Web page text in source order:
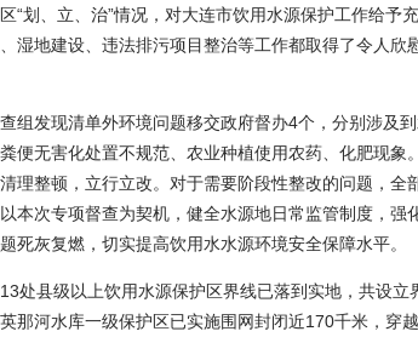
“划、立、治”情况，对大连市饮用水源保护工作给予
湿地建设、违法排污项目整治等工作都取得了令人
发现清单外环境问题移交政府督办4个，分别涉及
便无害化处置不规范、农业种植使用农药、化肥现
理整顿，立行立改。对于需要阶段性整改的问题，
本次专项督查为契机，健全水源地日常监管制度，
死灰复燃，切实提高饮用水水源环境安全保障水平。
县级以上饮用水源保护区界线已落到实地，共设立
那河水库一级保护区已实施围网封闭近170千米，穿